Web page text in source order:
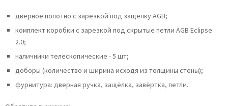
дверное полотно с зарезкой под защёлку AGB;
комплект коробки с зарезкой под скрытые петли AGB Eclipse
2.0;
наличники телескопические - 5 шт;
доборы (количество и ширина исходя из толщины стены);
фурнитура: дверная ручка, защёлка, завёртка, петли.